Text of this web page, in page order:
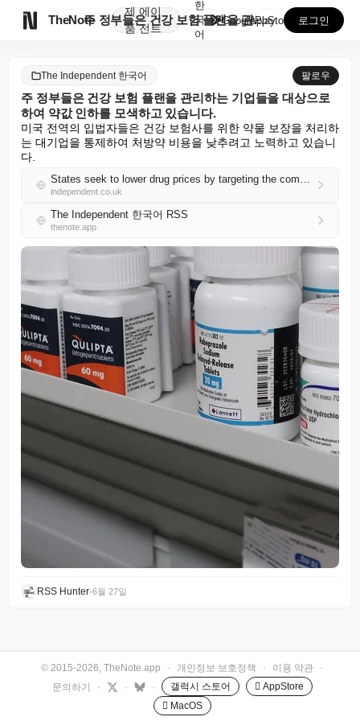
TheNote
제
품
에이
전트
주 정부들은 건강 보험 플랜을 관리하는 기업들을 대상으...
한
국
어
GooglePlay
AppStore 로그인
The Independent 한국어 팔로우
주 정부들은 건강 보험 플랜을 관리하는 기업들을 대상으로
하여 약값 인하를 모색하고 있습니다.
미국 전역의 입법자들은 건강 보험사를 위한 약물 보장을 처리하
는 대기업을 통제하여 처방약 비용을 낮추려고 노력하고 있습니
다.
States seek to lower drug prices by targeting the companies that manage them for health plans
independent.co.uk
The Independent 한국어 RSS
thenote.app
RSS Hunter•6월 27일
© 2015-2026, TheNote.app · 개인정보 보호정책 · 이용 약관
·
문의하기
· · · 갤럭시 스토어
 AppStore
 MacOS